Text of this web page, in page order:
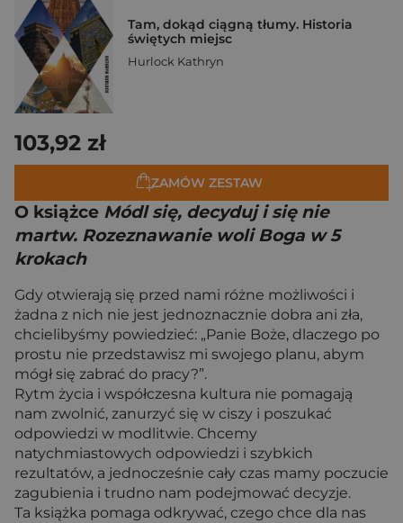
Tam, dokąd ciągną tłumy. Historia
świętych miejsc
Hurlock Kathryn
103,92 zł
ZAMÓW ZESTAW
O książce Módl się, decyduj i się nie
martw. Rozeznawanie woli Boga w 5
krokach
Gdy otwierają się przed nami różne możliwości i
żadna z nich nie jest jednoznacznie dobra ani zła,
chcielibyśmy powiedzieć: „Panie Boże, dlaczego po
prostu nie przedstawisz mi swojego planu, abym
mógł się zabrać do pracy?”.
Rytm życia i współczesna kultura nie pomagają
nam zwolnić, zanurzyć się w ciszy i poszukać
odpowiedzi w modlitwie. Chcemy
natychmiastowych odpowiedzi i szybkich
rezultatów, a jednocześnie cały czas mamy poczucie
zagubienia i trudno nam podejmować decyzje.
Ta książka pomaga odkrywać, czego chce dla nas